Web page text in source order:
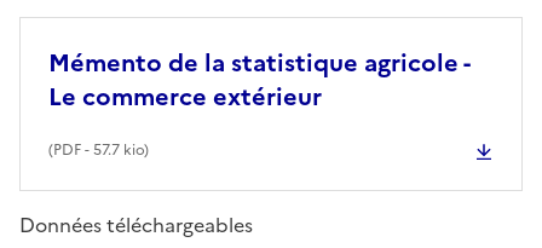
Mémento de la statistique agricole -
Le commerce extérieur
(PDF- 57.7 kio)
Données téléchargeables